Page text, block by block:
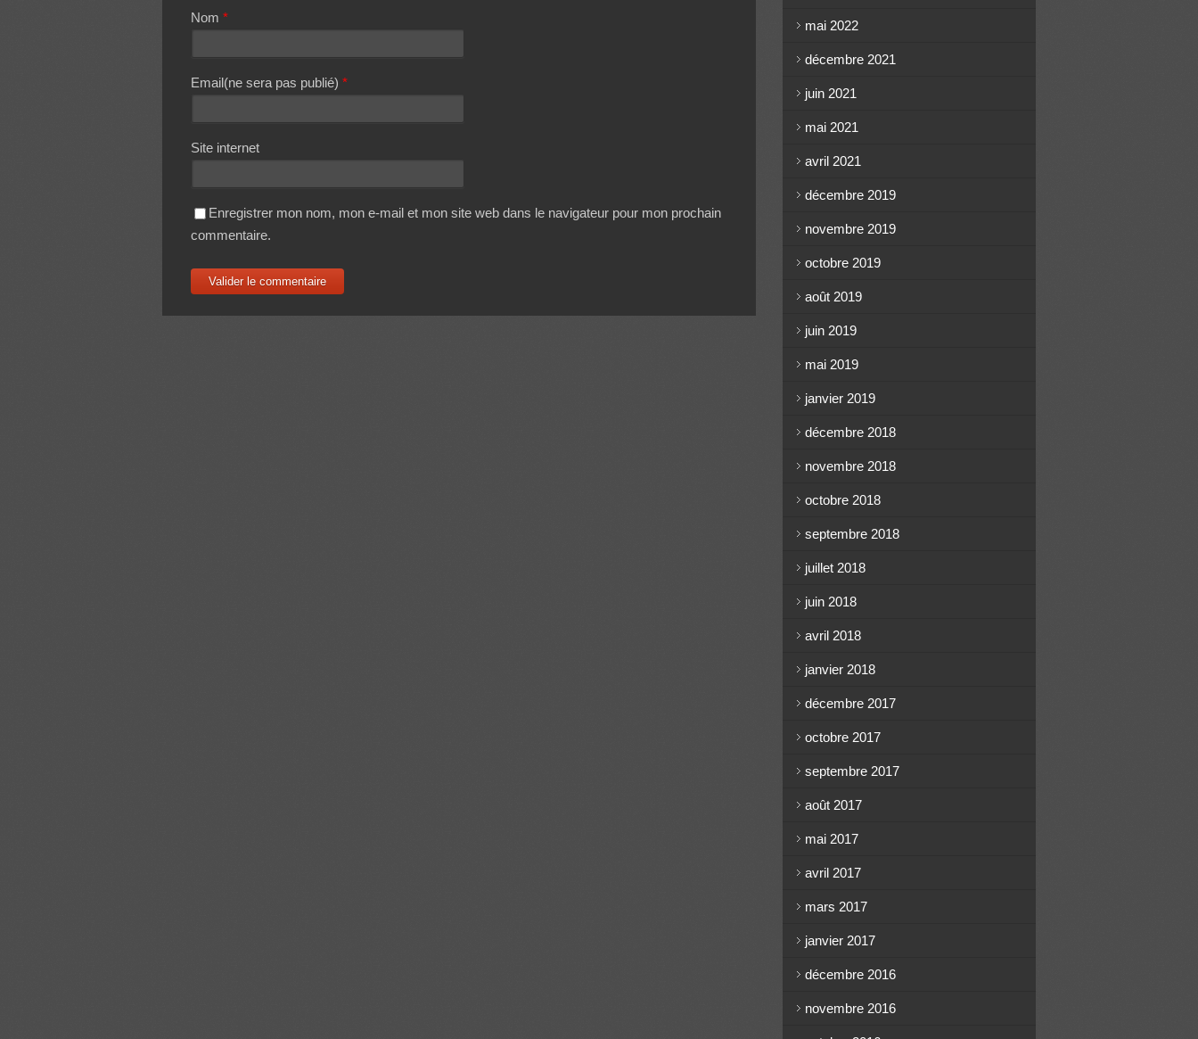
Nom *
Email(ne sera pas publié) *
Site internet
Enregistrer mon nom, mon e-mail et mon site web dans le navigateur pour mon prochain
commentaire.
mai 2022
décembre 2021
juin 2021
mai 2021
avril 2021
décembre 2019
novembre 2019
octobre 2019
août 2019
juin 2019
mai 2019
janvier 2019
décembre 2018
novembre 2018
octobre 2018
septembre 2018
juillet 2018
juin 2018
avril 2018
janvier 2018
décembre 2017
octobre 2017
septembre 2017
août 2017
mai 2017
avril 2017
mars 2017
janvier 2017
décembre 2016
novembre 2016